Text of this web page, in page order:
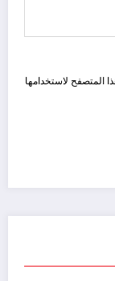
المتصفح لاستخدامها